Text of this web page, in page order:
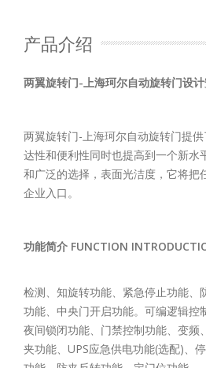
产品介绍
两翼旋转门-上海珂尔自动旋转门设
两翼旋转门-上海珂尔自动旋转门提
达性和便利性同时也提高到一个新水
和广泛的选择，表面光洁度，它将把
企业入口。
功能简介 FUNCTION
检测、知旋转功能、紧急停止功能、
功能、中央门开启功能。可编逻辑控
夜间锁闭功能、门禁控制功能、变频
夹功能、UPS应急供电功能(选配)、